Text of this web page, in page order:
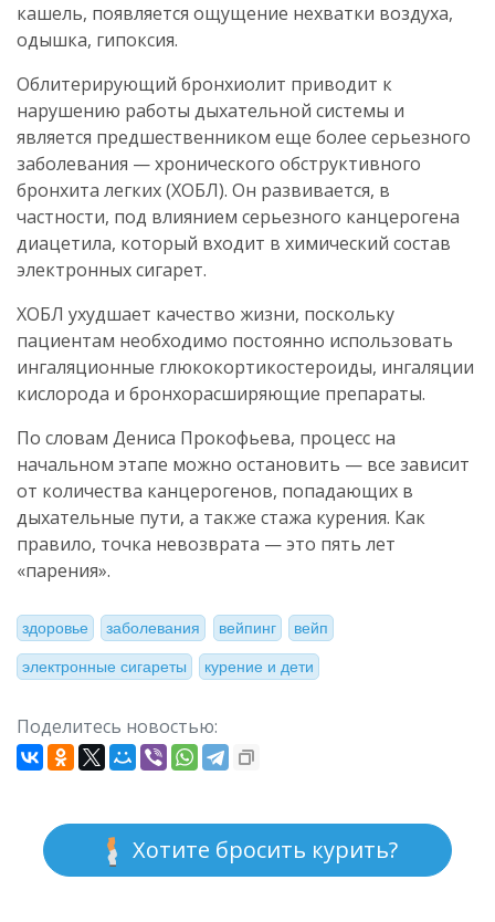
кашель, появляется ощущение нехватки воздуха,
одышка, гипоксия.
Облитерирующий бронхиолит приводит к
нарушению работы дыхательной системы и
является предшественником еще более серьезного
заболевания — хронического обструктивного
бронхита легких (ХОБЛ). Он развивается, в
частности, под влиянием серьезного канцерогена
диацетила, который входит в химический состав
электронных сигарет.
ХОБЛ ухудшает качество жизни, поскольку
пациентам необходимо постоянно использовать
ингаляционные глюкокортикостероиды, ингаляции
кислорода и бронхорасширяющие препараты.
По словам Дениса Прокофьева, процесс на
начальном этапе можно остановить — все зависит
от количества канцерогенов, попадающих в
дыхательные пути, а также стажа курения. Как
правило, точка невозврата — это пять лет
«парения».
здоровье заболевания вейпинг вейп
электронные сигареты курение и дети
Поделитесь новостью:
Хотите бросить курить?